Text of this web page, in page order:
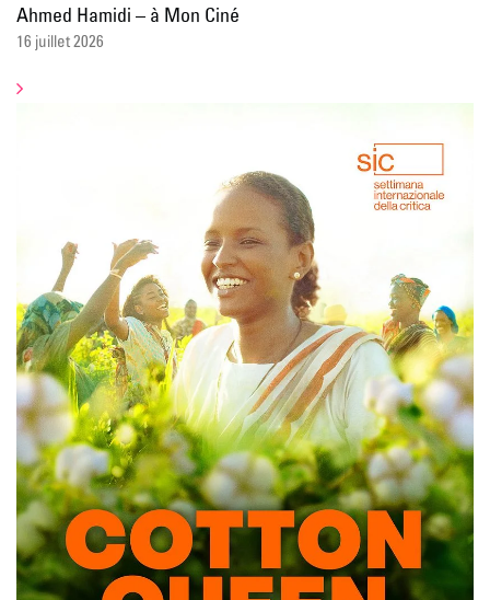
Ahmed Hamidi – à Mon Ciné
16 juillet 2026